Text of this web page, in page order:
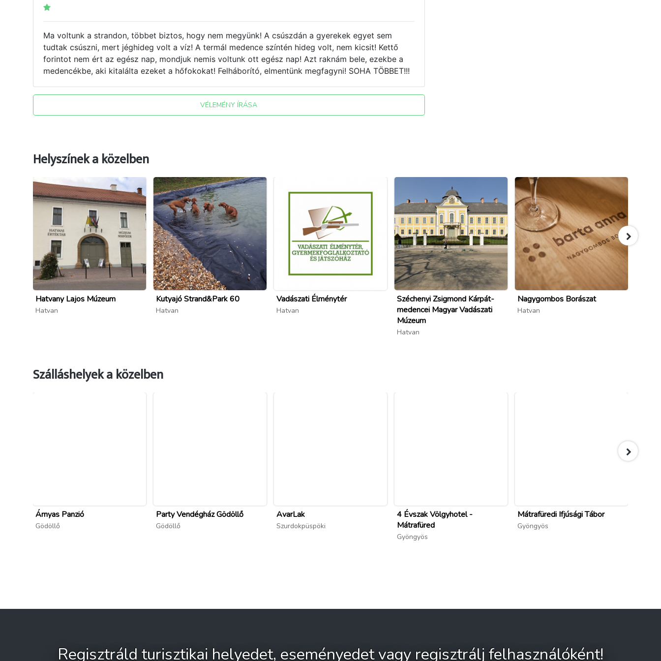
Ma voltunk a strandon, többet biztos, hogy nem megyünk! A csúszdán a gyerekek egyet sem
tudtak csúszni, mert jéghideg volt a víz! A termál medence színtén hideg volt, nem kicsit! Kettő
forintot nem ért az egész nap, mondjuk nemis voltunk ott egész nap! Azt raknám bele, ezekbe a
medencékbe, aki kitalálta ezeket a hőfokokat! Felháborító, elmentünk megfagyni! SOHA TÖBBET!!!
VÉLEMÉNY ÍRÁSA
Helyszínek a közelben
Hatvany Lajos Múzeum
Hatvan
Kutyajó Strand&Park 60
Hatvan
Vadászati Élménytér
Hatvan
Széchenyi Zsigmond Kárpát-
medencei Magyar Vadászati
Múzeum
Hatvan
Nagygombos Borászat
Hatvan
Szálláshelyek a közelben
Árnyas Panzió
Gödöllő
Party Vendégház Gödöllő
Gödöllő
AvarLak
Szurdokpüspöki
4 Évszak Völgyhotel -
Mátrafüred
Gyöngyös
Mátrafüredi Ifjúsági Tábor
Gyöngyös
Regisztráld turisztikai helyedet, eseményedet vagy regisztrálj felhasználóként!